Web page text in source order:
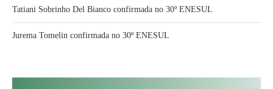
Tatiani Sobrinho Del Bianco confirmada no 30º ENESUL
Jurema Tomelin confirmada no 30º ENESUL